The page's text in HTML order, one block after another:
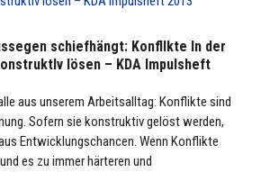
schiefhängt: KonflIkte In der
lösen – KDA Impulsheft
aus unserem Arbeitsalltag: Konflikte sind
Sofern sie konstruktiv gelöst werden,
Entwicklungschancen. Wenn Konflikte
es zu immer härteren und